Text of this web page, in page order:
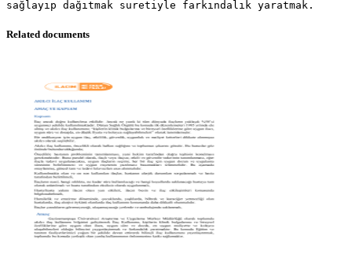
Related documents